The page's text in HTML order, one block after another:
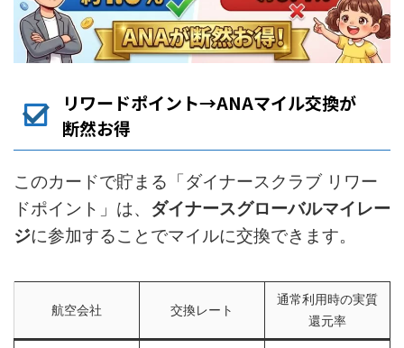
リワードポイント→ANAマイル交換が
断然お得
このカードで貯まる「ダイナースクラブ リワー
ドポイント」は、 ダイナースグローバルマイレー
ジに参加することでマイルに交換できます。
航空会社 交換レート
通常利用時の実質
還元率